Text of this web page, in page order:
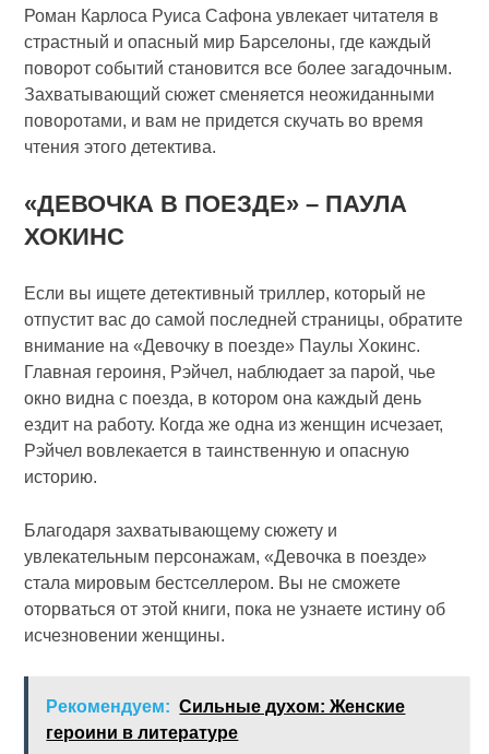
Роман Карлоса Руиса Сафона увлекает читателя в
страстный и опасный мир Барселоны, где каждый
поворот событий становится все более загадочным.
Захватывающий сюжет сменяется неожиданными
поворотами, и вам не придется скучать во время
чтения этого детектива.
«ДЕВОЧКА В ПОЕЗДЕ» – ПАУЛА
ХОКИНС
Если вы ищете детективный триллер, который не
отпустит вас до самой последней страницы, обратите
внимание на «Девочку в поезде» Паулы Хокинс.
Главная героиня, Рэйчел, наблюдает за парой, чье
окно видна с поезда, в котором она каждый день
ездит на работу. Когда же одна из женщин исчезает,
Рэйчел вовлекается в таинственную и опасную
историю.
Благодаря захватывающему сюжету и
увлекательным персонажам, «Девочка в поезде»
стала мировым бестселлером. Вы не сможете
оторваться от этой книги, пока не узнаете истину об
исчезновении женщины.
Рекомендуем: Сильные духом: Женские
героини в литературе